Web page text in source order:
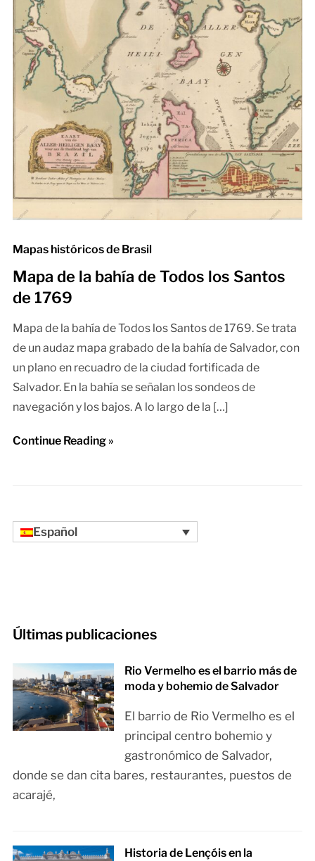
Mapas históricos de Brasil
Mapa de la bahía de Todos los Santos
de 1769
Mapa de la bahía de Todos los Santos de 1769. Se trata
de un audaz mapa grabado de la bahía de Salvador, con
un plano en recuadro de la ciudad fortificada de
Salvador. En la bahía se señalan los sondeos de
navegación y los bajos. A lo largo de la […]
Continue Reading »
Español
Últimas publicaciones
Rio Vermelho es el barrio más de
moda y bohemio de Salvador
El barrio de Rio Vermelho es el
principal centro bohemio y
gastronómico de Salvador,
donde se dan cita bares, restaurantes, puestos de
acarajé,
Historia de Lençóis en la